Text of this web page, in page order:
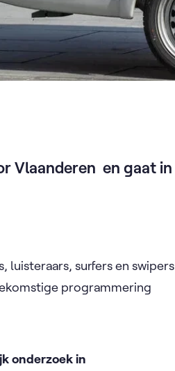
Vlaanderen en gaat in
luisteraars, surfers en swipers
programmering
onderzoek in